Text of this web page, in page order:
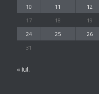
10
11 12
17
18 19
24
25 26
31
« iul.